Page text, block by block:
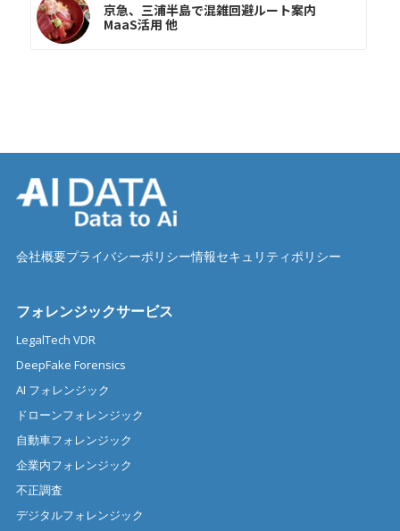
京急、三浦半島で混雑回避ルート案内
MaaS活用 他
会社概要プライバシーポリシー情報セキュリティポリシー
フォレンジックサービス
LegalTech VDR
DeepFake Forensics
AI フォレンジック
ドローンフォレンジック
自動車フォレンジック
企業内フォレンジック
不正調査
デジタルフォレンジック